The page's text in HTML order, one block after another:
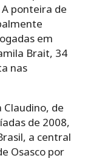
ponteira de
em
Brait, 34
nas
de
de 2008,
a central
Osasco por